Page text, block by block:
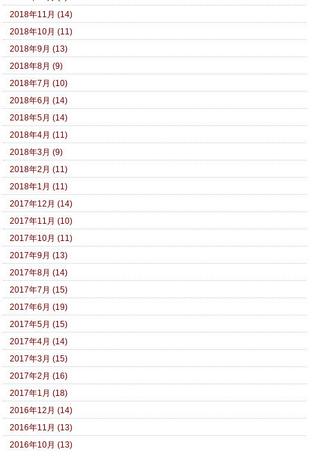
2018年11月 (14)
2018年10月 (11)
2018年9月 (13)
2018年8月 (9)
2018年7月 (10)
2018年6月 (14)
2018年5月 (14)
2018年4月 (11)
2018年3月 (9)
2018年2月 (11)
2018年1月 (11)
2017年12月 (14)
2017年11月 (10)
2017年10月 (11)
2017年9月 (13)
2017年8月 (14)
2017年7月 (15)
2017年6月 (19)
2017年5月 (15)
2017年4月 (14)
2017年3月 (15)
2017年2月 (16)
2017年1月 (18)
2016年12月 (14)
2016年11月 (13)
2016年10月 (13)